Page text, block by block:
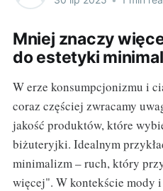
Mniej znaczy
do estetyki
W erze konsumpcjonizmu i
coraz częściej zwracamy
jakość produktów, które
biżuteryjki. Idealnym
minimalizm – ruch, który
więcej". W kontekście mody